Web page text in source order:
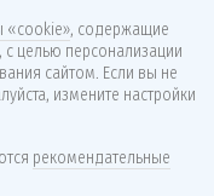
«cookie», содержащие
целью персонализации
сайтом. Если вы не
измените настройки
рекомендательные